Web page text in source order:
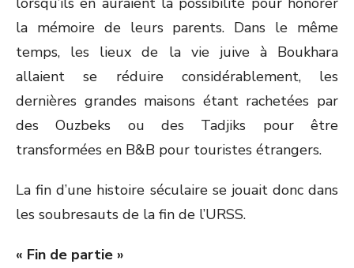
la mémoire de leurs parents. Dans le même
temps, les lieux de la vie juive à Boukhara
allaient se réduire considérablement, les
dernières grandes maisons étant rachetées par
des Ouzbeks ou des Tadjiks pour être
transformées en B&B pour touristes étrangers.
La fin d’une histoire séculaire se jouait donc dans
les soubresauts de la fin de l’URSS.
« Fin de partie »